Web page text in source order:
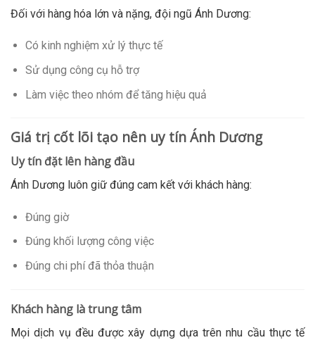
Đối với hàng hóa lớn và nặng, đội ngũ Ánh Dương:
Có kinh nghiệm xử lý thực tế
Sử dụng công cụ hỗ trợ
Làm việc theo nhóm để tăng hiệu quả
Giá trị cốt lõi tạo nên uy tín Ánh Dương
Uy tín đặt lên hàng đầu
Ánh Dương luôn giữ đúng cam kết với khách hàng:
Đúng giờ
Đúng khối lượng công việc
Đúng chi phí đã thỏa thuận
Khách hàng là trung tâm
Mọi dịch vụ đều được xây dựng dựa trên nhu cầu thực tế